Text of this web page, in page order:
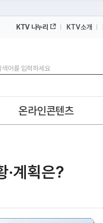
KTV 나누리 KTV소개
검색
온라인콘텐츠
·계획은?